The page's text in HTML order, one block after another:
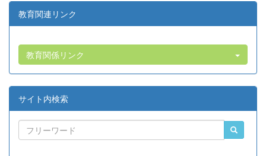
教育関連リンク
教育関係リンク
サイト内検索